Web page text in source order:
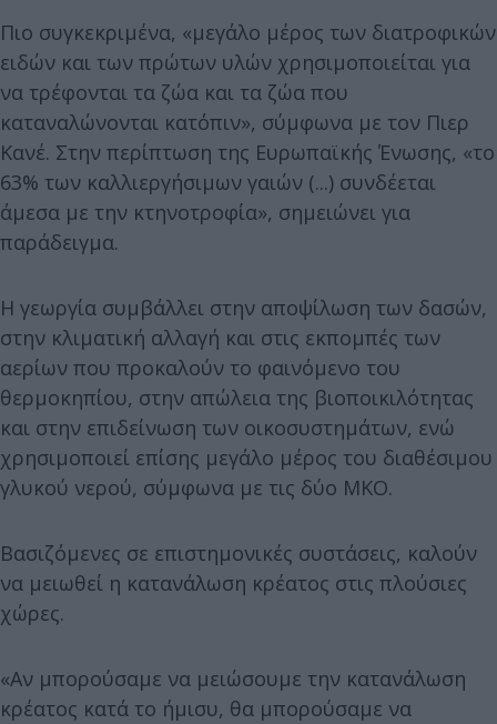
Πιο συγκεκριμένα, «μεγάλο μέρος των διατροφικών
ειδών και των πρώτων υλών χρησιμοποιείται για
να τρέφονται τα ζώα και τα ζώα που
καταναλώνονται κατόπιν», σύμφωνα με τον Πιερ
Κανέ. Στην περίπτωση της Ευρωπαϊκής Ένωσης, «το
63% των καλλιεργήσιμων γαιών (...) συνδέεται
άμεσα με την κτηνοτροφία», σημειώνει για
παράδειγμα.
Η γεωργία συμβάλλει στην αποψίλωση των δασών,
στην κλιματική αλλαγή και στις εκπομπές των
αερίων που προκαλούν το φαινόμενο του
θερμοκηπίου, στην απώλεια της βιοποικιλότητας
και στην επιδείνωση των οικοσυστημάτων, ενώ
χρησιμοποιεί επίσης μεγάλο μέρος του διαθέσιμου
γλυκού νερού, σύμφωνα με τις δύο ΜΚΟ.
Βασιζόμενες σε επιστημονικές συστάσεις, καλούν
να μειωθεί η κατανάλωση κρέατος στις πλούσιες
χώρες.
«Αν μπορούσαμε να μειώσουμε την κατανάλωση
κρέατος κατά το ήμισυ, θα μπορούσαμε να